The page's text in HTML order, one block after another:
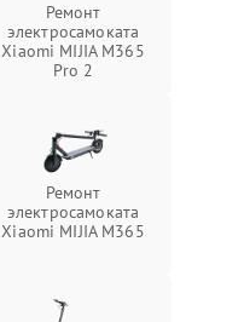
Ремонт
электросамоката
Xiaomi MIJIA M365
Pro 2
Ремонт
электросамоката
Xiaomi MIJIA M365